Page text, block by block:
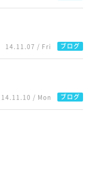
14.11.07 / Fri ブログ
14.11.10 / Mon ブログ